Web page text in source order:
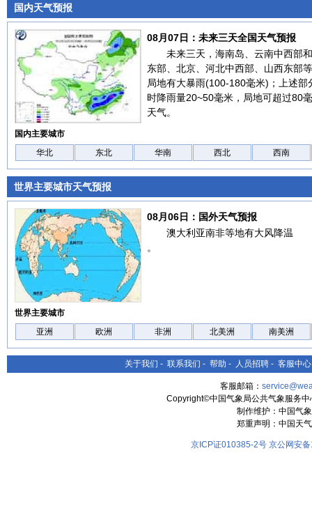
国内天气预报
08月07日：未来三天全国天气预报
未来三天，海南岛、云南中西部
东部、北京、河北中西部、山西东部
局地有大暴雨(100-180毫米)；上述
时降雨量20~50毫米，局地可超过80
天气。
国内主要城市
华北
东北 华南 西北 西南
世界主要城市天气预报
08月06日：国外天气预报
澳大利亚南非等地有大风降温
。
世界主要城市
亚洲
欧洲 非洲 北美洲 南美洲
关于我们 - 联系我们 - 帮助 - 人员招聘 - 客服中心
客服邮箱：
Copyright©中国气象局公共气象服务
制作维护：中国气
郑重声明：中国天
京ICP证010385-2号 京公网安